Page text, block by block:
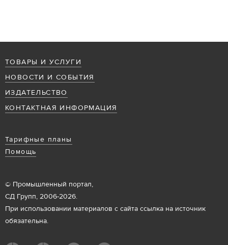
ТОВАРЫ И УСЛУГИ
НОВОСТИ И СОБЫТИЯ
ИЗДАТЕЛЬСТВО
КОНТАКТНАЯ ИНФОРМАЦИЯ
Тарифные планы
Помощь
© Промышленный портал,
СД Групп, 2006-2026.
При использовании материалов с сайта ссылка на источник
обязательна.